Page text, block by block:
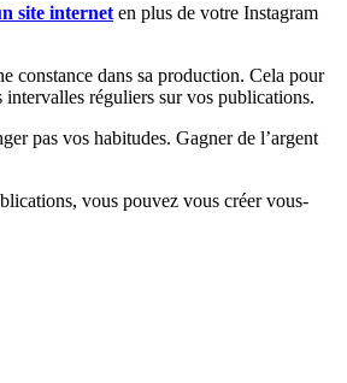
site internet en plus de votre Instagram
constance dans sa production. Cela pour
réguliers sur vos publications.
pas vos habitudes. Gagner de l’argent
vous pouvez vous créer vous-